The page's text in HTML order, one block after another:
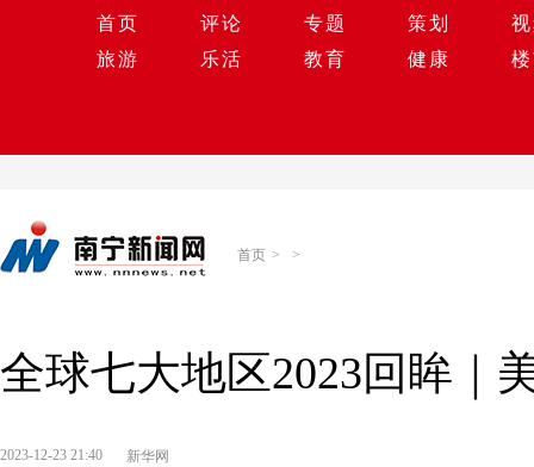
首页 评论 专题 策划
旅游
乐活 教育 健康
首页 > >
全球七大地区2023回眸｜
2023-12-23 21:40 新华网